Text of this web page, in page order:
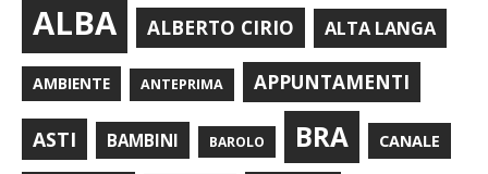
ALBA ALBERTO CIRIO ALTA LANGA
AMBIENTE ANTEPRIMA APPUNTAMENTI
ASTI BAMBINI BAROLO BRA CANALE